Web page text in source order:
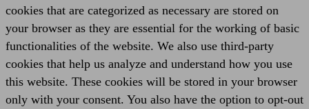
cookies that are categorized as necessary are stored on
your browser as they are essential for the working of basic
functionalities of the website. We also use third-party
cookies that help us analyze and understand how you use
this website. These cookies will be stored in your browser
only with your consent. You also have the option to opt-out